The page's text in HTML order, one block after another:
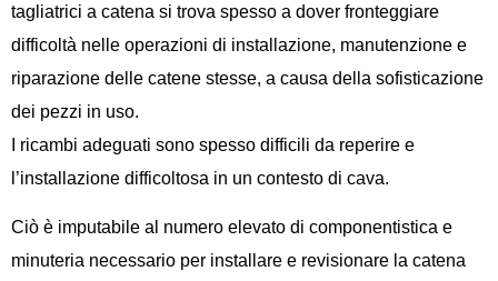
tagliatrici a catena si trova spesso a dover fronteggiare
difficoltà nelle operazioni di installazione, manutenzione e
riparazione delle catene stesse, a causa della sofisticazione
dei pezzi in uso.
I ricambi adeguati sono spesso difficili da reperire e
l’installazione difficoltosa in un contesto di cava.
Ciò è imputabile al numero elevato di componentistica e
minuteria necessario per installare e revisionare la catena